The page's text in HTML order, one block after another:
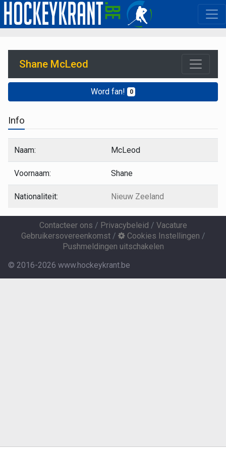
Shane McLeod
Word fan! 0
Info
Naam: McLeod
Voornaam: Shane
Nationaliteit: Nieuw Zeeland
Contacteer ons / Privacybeleid / Vacature
Gebruikersovereenkomst/ Cookies Instellingen /
Pushmeldingen uitschakelen
© 2016-2026 www.hockeykrant.be